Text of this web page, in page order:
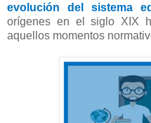
evolución del sistema
orígenes en el siglo XIX
aquellos momentos